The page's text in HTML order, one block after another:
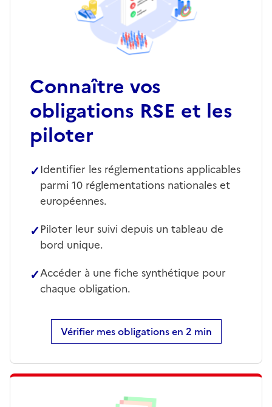
Connaître vos
obligations RSE et les
piloter
✓Identifier les réglementations applicables
parmi 10 réglementations nationales et
européennes.
✓Piloter leur suivi depuis un tableau de
bord unique.
✓Accéder à une fiche synthétique pour
chaque obligation.
Vérifier mes obligations en 2 min